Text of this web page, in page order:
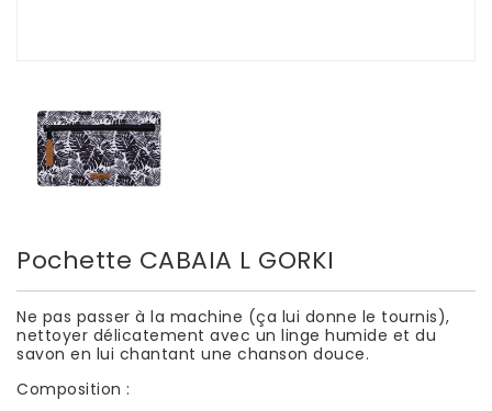
Pochette CABAIA L GORKI
Ne pas passer à la machine (ça lui donne le tournis),
nettoyer délicatement avec un linge humide et du
savon en lui chantant une chanson douce.
Composition :